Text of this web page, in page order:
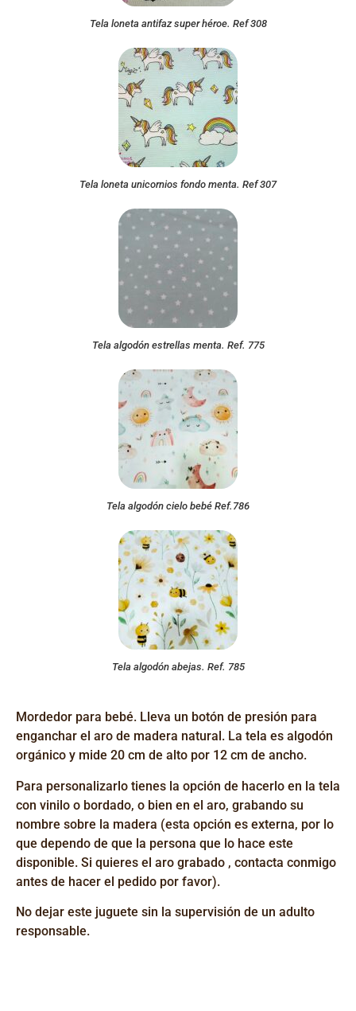
Tela loneta antifaz super héroe. Ref 308
Tela loneta unicornios fondo menta. Ref 307
Tela algodón estrellas menta. Ref. 775
Tela algodón cielo bebé Ref.786
Tela algodón abejas. Ref. 785
Mordedor para bebé. Lleva un botón de presión para
enganchar el aro de madera natural. La tela es algodón
orgánico y mide 20 cm de alto por 12 cm de ancho.
Para personalizarlo tienes la opción de hacerlo en la tela
con vinilo o bordado, o bien en el aro, grabando su
nombre sobre la madera (esta opción es externa, por lo
que dependo de que la persona que lo hace este
disponible. Si quieres el aro grabado , contacta conmigo
antes de hacer el pedido por favor).
No dejar este juguete sin la supervisión de un adulto
responsable.